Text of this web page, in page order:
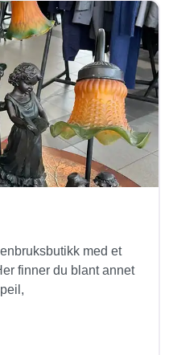
med et
finner du blant annet